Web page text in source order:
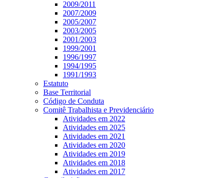
2009/2011
2007/2009
2005/2007
2003/2005
2001/2003
1999/2001
1996/1997
1994/1995
1991/1993
Estatuto
Base Territorial
Código de Conduta
Comitê Trabalhista e Previdenciário
Atividades em 2022
Atividades em 2025
Atividades em 2021
Atividades em 2020
Atividades em 2019
Atividades em 2018
Atividades em 2017